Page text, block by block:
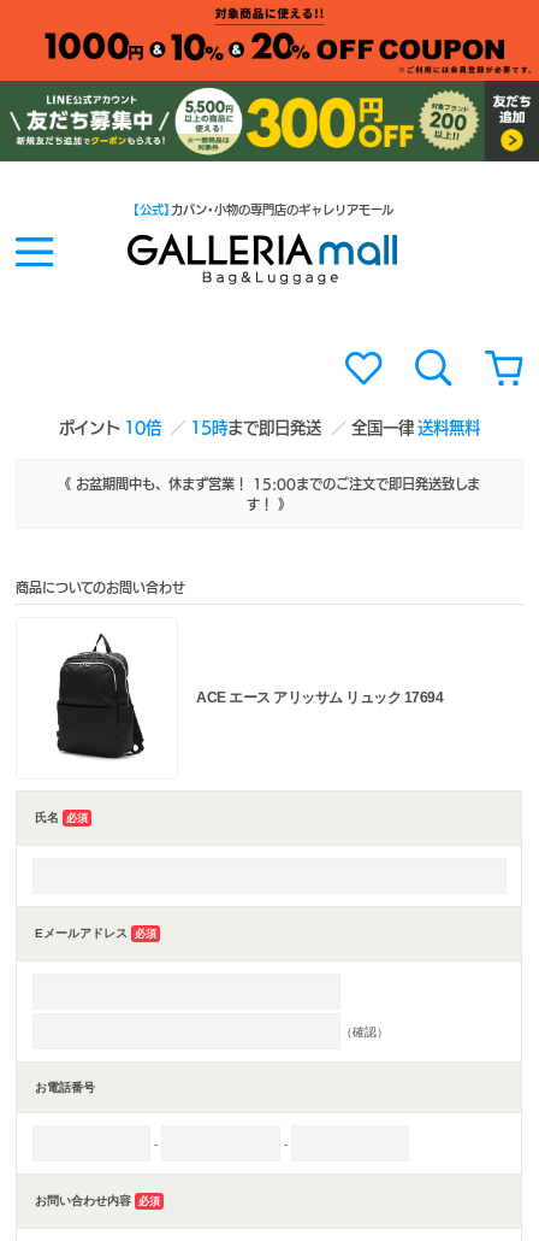
ポイント 10倍 15時まで即日発送 全国一律送料無料
【公式】 カバン・小物の専門店のギャレリアモール
《 お盆期間中も、休まず営業！ 15:00までのご注文で即日発送致しま
す！ 》
商品についてのお問い合わせ
ACE エース アリッサム リュック 17694
氏名 必須
Eメールアドレス 必須
（確認）
お電話番号
- -
お問い合わせ内容 必須